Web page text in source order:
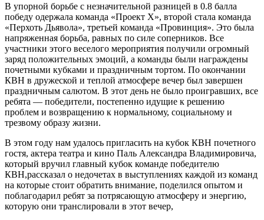
В упорной борьбе с незначительной разницей в 0.8 балла
победу одержала команда «Проект Х», второй стала команда
«Перхоть Дьявола», третьей команда «Провинция». Это была
напряженная борьба, равных по силе соперников. Все
участники этого веселого мероприятия получили огромный
заряд положительных эмоций, а команды были награждены
почетными кубками и праздничным тортом. По окончании
КВН в дружеской и теплой атмосфере вечер был завершен
праздничным салютом. В этот день не было проигравших, все
ребята — победители, постепенно идущие к решению
проблем и возвращению к нормальному, социальному и
трезвому образу жизни.
В этом году нам удалось пригласить на кубок КВН почетного
гостя, актера театра и кино Паль Александра Владимировича,
который вручил главный кубок команде победителю
КВН,рассказал о недочетах в выступлениях каждой из команд
на которые стоит обратить внимание, поделился опытом и
поблагодарил ребят за потрясающую атмосферу и энергию,
которую они транслировали в этот вечер,